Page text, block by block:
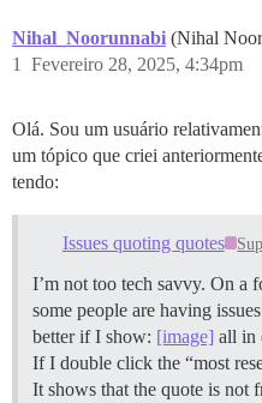
Nihal_Noorunnabi (Nihal
Fevereiro 28, 2025, 4:34pm
1
Olá. Sou um usuário
um tópico que criei
tendo:
Issues quoting quotes
I’m not too tech savvy. On a
some people are having
better if I show: [image] all in
If I double click the “most
It shows that the quote is not